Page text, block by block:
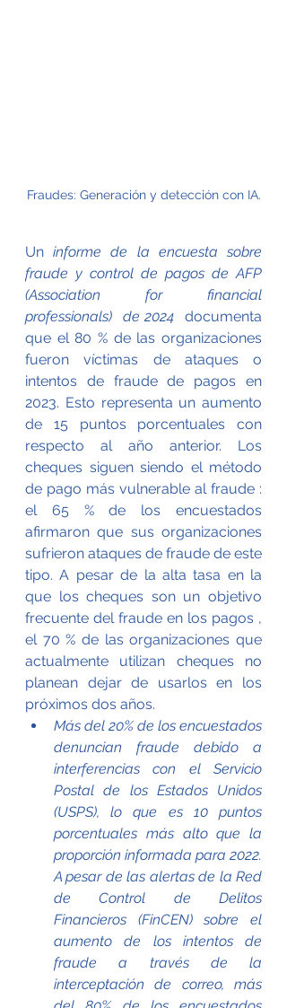
Fraudes: Generación y detección con IA.
Un informe de la encuesta sobre
fraude y control de pagos de AFP
(Association for financial
professionals)  de 2024 documenta
que el 80 % de las organizaciones
fueron víctimas de ataques o
intentos de fraude de pagos en
2023. Esto representa un aumento
de 15 puntos porcentuales con
respecto al año anterior. Los
cheques siguen siendo el método
de pago más vulnerable al fraude :
el 65 % de los encuestados
afirmaron que sus organizaciones
sufrieron ataques de fraude de este
tipo. A pesar de la alta tasa en la
que los cheques son un objetivo
frecuente del fraude en los pagos ,
el 70 % de las organizaciones que
actualmente utilizan cheques no
planean dejar de usarlos en los
próximos dos años.
Más del 20% de los encuestados
denuncian fraude debido a
interferencias con el Servicio
Postal de los Estados Unidos
(USPS), lo que es 10 puntos
porcentuales más alto que la
proporción informada para 2022.
A pesar de las alertas de la Red
de Control de Delitos
Financieros (FinCEN) sobre el
aumento de los intentos de
fraude a través de la
interceptación de correo, más